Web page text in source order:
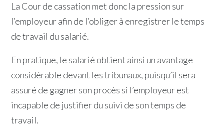
La Cour de cassation met donc la pression sur
l’employeur afin de l’obliger à enregistrer le temps
de travail du salarié.
En pratique, le salarié obtient ainsi un avantage
considérable devant les tribunaux, puisqu’il sera
assuré de gagner son procès si l’employeur est
incapable de justifier du suivi de son temps de
travail.